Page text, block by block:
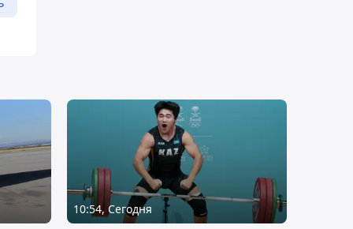
10:54, Сегодня